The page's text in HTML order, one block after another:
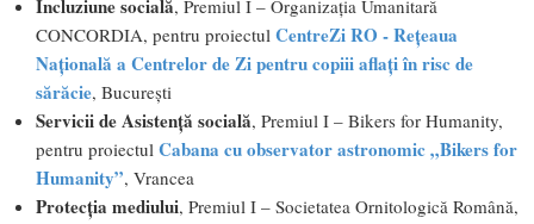
Incluziune socială, Premiul I – Organizația Umanitară
CONCORDIA, pentru proiectul CentreZi RO - Rețeaua
Națională a Centrelor de Zi pentru copiii aflați în risc de
sărăcie, București
Servicii de Asistență socială, Premiul I – Bikers for Humanity,
pentru proiectul Cabana cu observator astronomic „Bikers for
Humanity”, Vrancea
Protecția mediului, Premiul I – Societatea Ornitologică Română,